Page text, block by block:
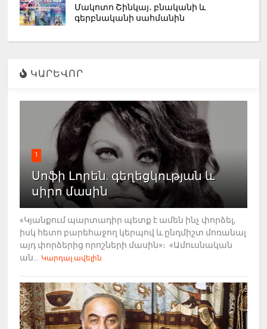
Մակոտո Շինկայ․ բնականի և
գերբնականի սահմանին
ԿԱՐԵՎՈՐ
1
Սոֆի Լորեն. գեղեցկության և
սիրո մասին
«Կյանքում պարտադիր պետք է ամեն ինչ փորձել,
իսկ հետո բարեհաջող կերպով և ընդմիշտ մոռանալ
այդ փորձերից որոշների մասին»։ «Ամուսնական
ան...
Կարդալ ավելին